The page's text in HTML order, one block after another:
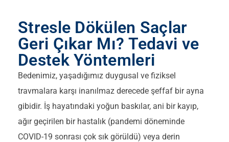
Stresle Dökülen Saçlar
Geri Çıkar Mı? Tedavi ve
Destek Yöntemleri
Bedenimiz, yaşadığımız duygusal ve fiziksel
travmalara karşı inanılmaz derecede şeffaf bir ayna
gibidir. İş hayatındaki yoğun baskılar, ani bir kayıp,
ağır geçirilen bir hastalık (pandemi döneminde
COVID-19 sonrası çok sık görüldü) veya derin